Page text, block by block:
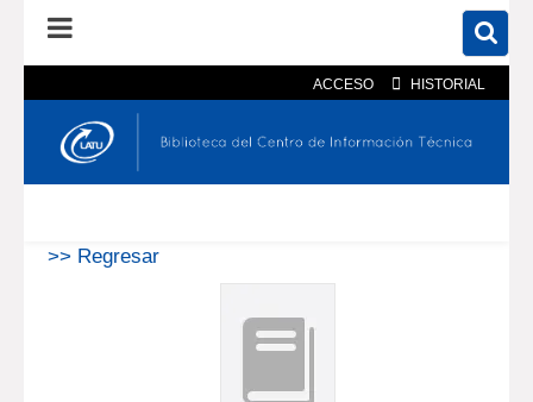
ACCESO HISTORIAL
En el catálogo En el sitio
>> Regresar